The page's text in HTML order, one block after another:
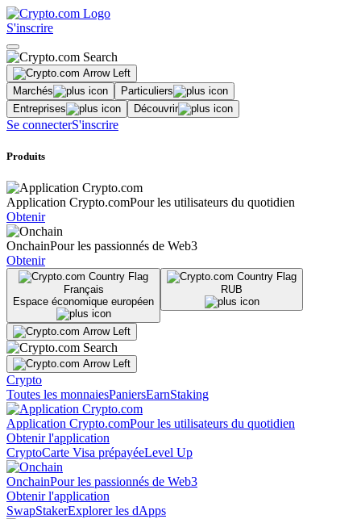
S'inscrire
Marchés
Particuliers
Entreprises
Découvrir
Se connecterS'inscrire
Produits
Application Crypto.comPour les utilisateurs du quotidien
Obtenir
OnchainPour les passionnés de Web3
Obtenir
Français
Espace économique européen
RUB
Crypto
Toutes les monnaiesPaniersEarnStaking
Application Crypto.comPour les utilisateurs du quotidien
Obtenir l'application
CryptoCarte Visa prépayéeLevel Up
OnchainPour les passionnés de Web3
Obtenir l'application
SwapStakerExplorer les dApps